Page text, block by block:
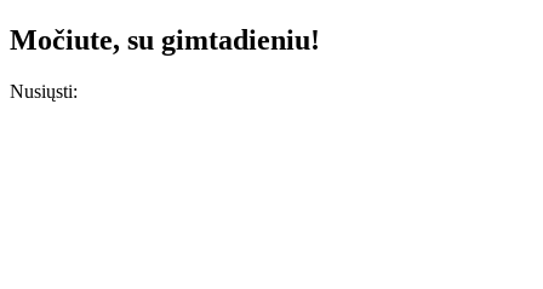
Močiute, su gimtadieniu!
Nusiųsti: